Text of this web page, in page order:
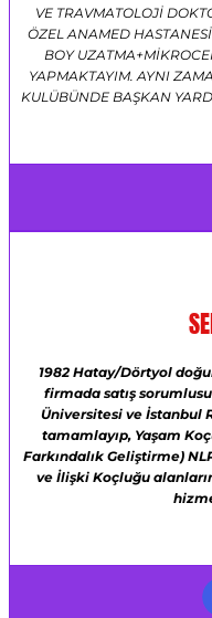
VE TRAVMATOLOJİ
ÖZEL ANAMED
BOY
YAPMAKTAYIM. AYNI
KULÜBÜNDE BAŞKAN
1982 Hatay/Dörtyol
firmada satış
Üniversitesi ve İstanbul
tamamlayıp, Yaşam
Farkındalık Geliştirme)
ve İlişki Koçluğu